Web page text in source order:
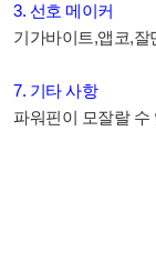
3. 선호 메이커
기가바이트,앱코,잘
7. 기타 사항
파워핀이 모잘랄